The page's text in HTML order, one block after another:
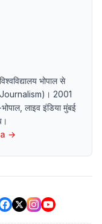
भोपाल से
Journalism)। 2001
लाइव इंडिया मुंबई
→